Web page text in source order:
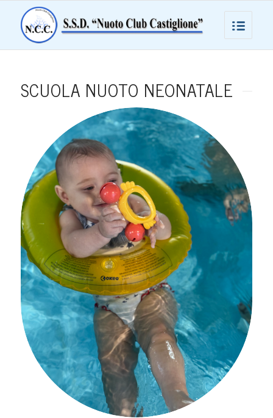
SCUOLA NUOTO NEONATALE